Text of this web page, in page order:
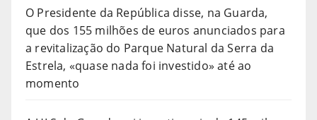
O Presidente da República disse, na Guarda,
que dos 155 milhões de euros anunciados para
a revitalização do Parque Natural da Serra da
Estrela, «quase nada foi investido» até ao
momento